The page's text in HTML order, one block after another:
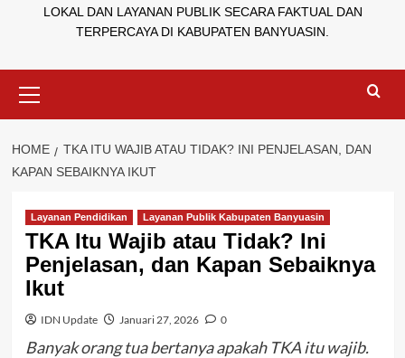
LOKAL DAN LAYANAN PUBLIK SECARA FAKTUAL DAN
TERPERCAYA DI KABUPATEN BANYUASIN.
Menu
HOME
TKA ITU WAJIB ATAU TIDAK? INI PENJELASAN, DAN
KAPAN SEBAIKNYA IKUT
Layanan Pendidikan Layanan Publik Kabupaten Banyuasin
TKA Itu Wajib atau Tidak? Ini
Penjelasan, dan Kapan Sebaiknya
Ikut
IDN Update Januari 27, 2026 0
Banyak orang tua bertanya apakah TKA itu wajib.